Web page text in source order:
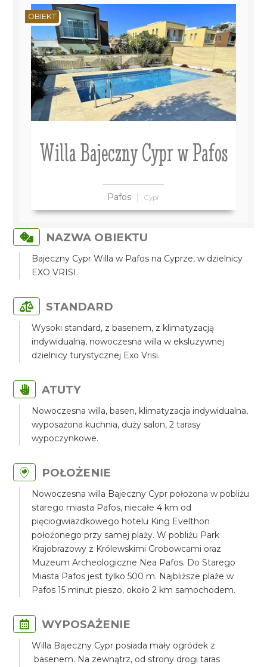
Willa Bajeczny Cypr w Pafos
Pafos Cypr
OBIEKT
NAZWA OBIEKTU
Bajeczny Cypr Willa w Pafos na Cyprze, w dzielnicy
EXO VRISI.
STANDARD
Wysoki standard, z basenem, z klimatyzacją
indywidualną, nowoczesna willa w eksluzywnej
dzielnicy turystycznej Exo Vrisi.
ATUTY
Nowoczesna willa, basen, klimatyzacja indywidualna,
wyposażona kuchnia, duży salon, 2 tarasy
wypoczynkowe.
POŁOŻENIE
Nowoczesna willa Bajeczny Cypr położona w pobliżu
starego miasta Pafos, niecałe 4 km od
pięciogwiazdkowego hotelu King Evelthon
położonego przy samej plaży. W pobliżu Park
Krajobrazowy z Królewskimi Grobowcami oraz
Muzeum Archeologiczne Nea Pafos. Do Starego
Miasta Pafos jest tylko 500 m. Najbliższe plaże w
Pafos 15 minut pieszo, około 2 km samochodem.
WYPOSAŻENIE
Willa Bajeczny Cypr posiada mały ogródek z
basenem. Na zewnątrz, od strony drogi taras